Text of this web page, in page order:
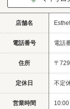
店舗名
電話番号 電話
住所 〒
定休日 不定
営業時間
10:00